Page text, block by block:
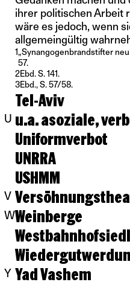
ihrer politischen Arbeit
wäre es jedoch, wenn
allgemeingültig
1„Synangogenbrandstifter neu
57.
2Ebd. S. 141.
3Ebd., S. 57/58.
Tel-Aviv
U u.a. asoziale,
Uniformverbot
UNRRA
USHMM
V
WWeinberge
Y Yad Vashem